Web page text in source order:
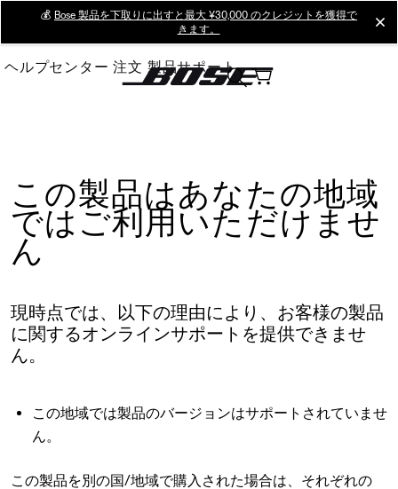
Main
💰 Bose 製品を下取りに出すと最大 ¥30,000 のクレジットを獲得で
きます。
ヘルプセンター 注文 製品サポート
この製品はあなたの地域
ではご利用いただけませ
ん
現時点では、以下の理由により、お客様の製品
に関するオンラインサポートを提供できませ
ん。
この地域では製品のバージョンはサポートされていませ
ん。
この製品を別の国/地域で購入された場合は、それぞれの